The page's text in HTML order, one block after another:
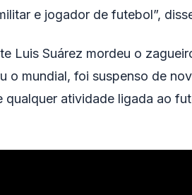
e jogador de futebol”,
Luis Suárez mordeu o
o mundial, foi suspenso de
qualquer atividade ligada ao